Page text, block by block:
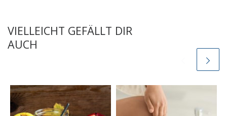
VIELLEICHT GEFÄLLT DIR
AUCH